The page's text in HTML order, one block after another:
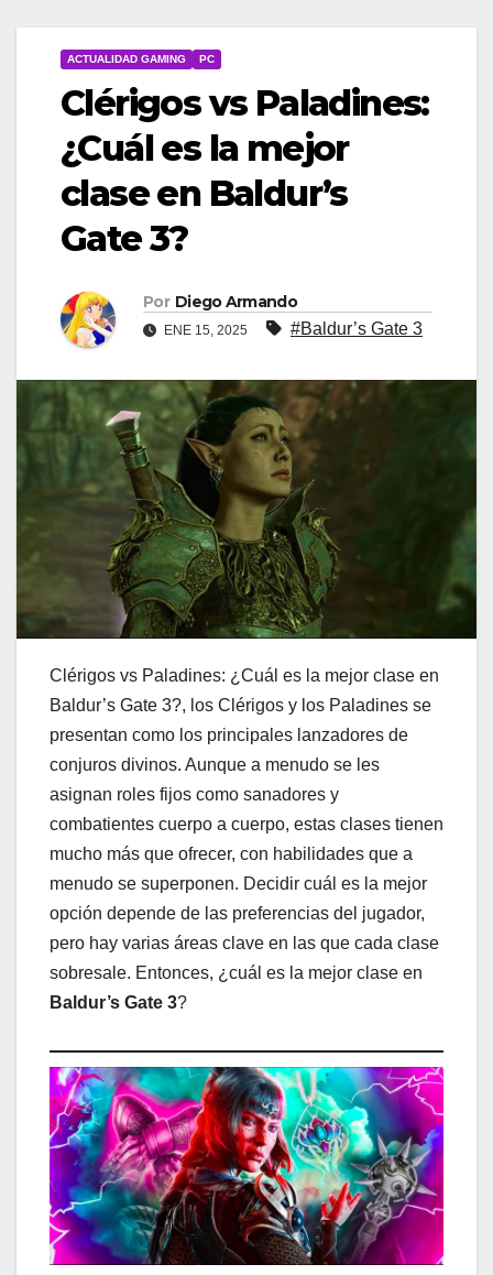
ACTUALIDAD GAMING PC
Clérigos vs Paladines:
¿Cuál es la mejor
clase en Baldur’s
Gate 3?
Por Diego Armando
ENE 15, 2025 #Baldur’s Gate 3
Clérigos vs Paladines: ¿Cuál es la mejor clase en
Baldur’s Gate 3?, los Clérigos y los Paladines se
presentan como los principales lanzadores de
conjuros divinos. Aunque a menudo se les
asignan roles fijos como sanadores y
combatientes cuerpo a cuerpo, estas clases tienen
mucho más que ofrecer, con habilidades que a
menudo se superponen. Decidir cuál es la mejor
opción depende de las preferencias del jugador,
pero hay varias áreas clave en las que cada clase
sobresale. Entonces, ¿cuál es la mejor clase en
Baldur’s Gate 3?